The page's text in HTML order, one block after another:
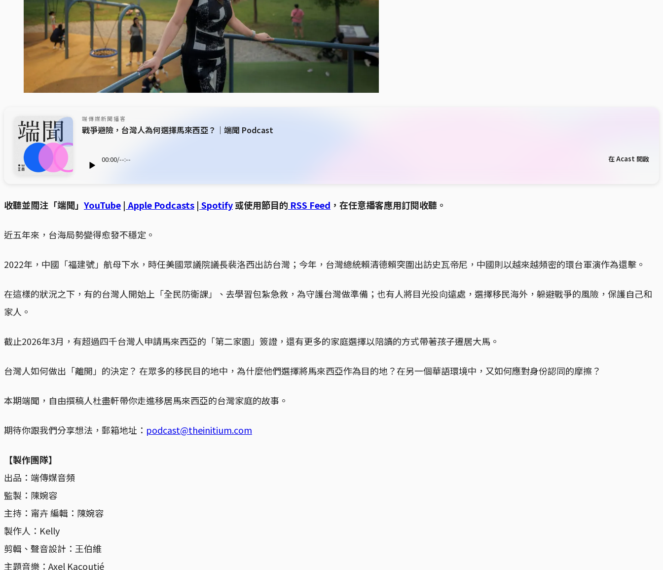
端傳媒新聞播客
戰爭避險，台灣人為何選擇馬來西亞？｜端聞 Podcast
00:00/--:-- 在 Acast 開啟
收聽並關注「端聞」 YouTube | Apple Podcasts | Spotify或使用節目的 RSS Feed ，在任意播客應用訂閱收聽。
近五年來，台海局勢變得愈發不穩定。
2022年，中國「福建號」航母下水，時任美國眾議院議長裴洛西出訪台灣；今年，台灣總統賴清德賴突圍出訪史瓦帝尼，中國則以越來越頻密的環台軍演作為還擊。
在這樣的狀況之下，有的台灣人開始上「全民防衛課」、去學習包紮急救，為守護台灣做準備；也有人將目光投向遠處，選擇移民海外，躲避戰爭的風險，保護自己和
家人。
截止2026年3月，有超過四千台灣人申請馬來西亞的「第二家園」簽證，還有更多的家庭選擇以陪讀的方式帶著孩子遷居大馬。
台灣人如何做出「離開」的決定？ 在眾多的移民目的地中，為什麼他們選擇將馬來西亞作為目的地？在另一個華語環境中，又如何應對身份認同的摩擦？
本期端聞，自由撰稿人杜盡軒帶你走進移居馬來西亞的台灣家庭的故事。
期待你跟我們分享想法，郵箱地址： podcast@theinitium.com
【製作團隊】
出品：端傳媒音頻
監製：陳婉容
主持：甯卉 編輯：陳婉容
製作人：Kelly
剪輯、聲音設計：王伯維
主題音樂：Axel Kacoutié